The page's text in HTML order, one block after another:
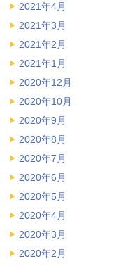
2021年4月
2021年3月
2021年2月
2021年1月
2020年12月
2020年10月
2020年9月
2020年8月
2020年7月
2020年6月
2020年5月
2020年4月
2020年3月
2020年2月